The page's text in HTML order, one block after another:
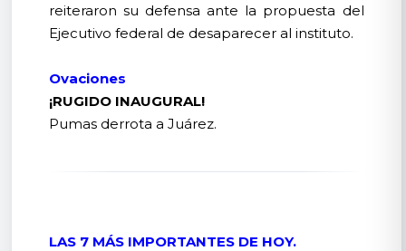
reiteraron su defensa ante la propuesta del
Ejecutivo federal de desaparecer al instituto.
Ovaciones
¡RUGIDO INAUGURAL!
Pumas derrota a Juárez.
LAS 7 MÁS IMPORTANTES DE HOY.